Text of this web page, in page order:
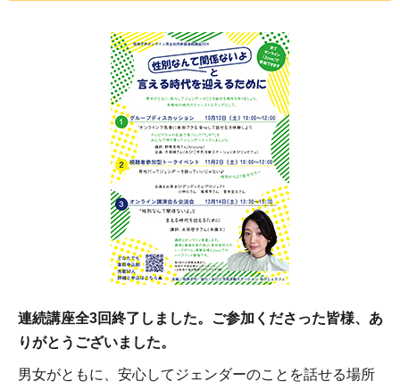
連続講座全3回終了しました。ご参加くださった皆様、あ
りがとうございました。
男女がともに、安心してジェンダーのことを話せる場所